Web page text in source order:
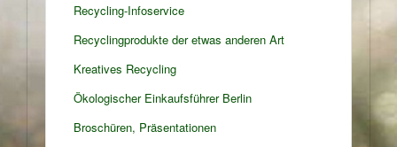
Recycling-Infoservice
Recyclingprodukte der etwas anderen Art
Kreatives Recycling
Ökologischer Einkaufsführer Berlin
Broschüren, Präsentationen